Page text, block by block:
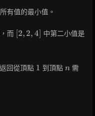
有值的最小值。
，而 [2,
2,
2, 2, 4 中第二小值是
返回從頂點 1
1 到頂點n
n 需